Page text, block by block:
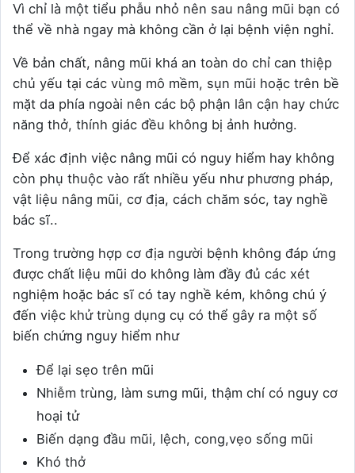
Vì chỉ là một tiểu phẫu nhỏ nên sau nâng mũi bạn có
thể về nhà ngay mà không cần ở lại bệnh viện nghỉ.
Về bản chất, nâng mũi khá an toàn do chỉ can thiệp
chủ yếu tại các vùng mô mềm, sụn mũi hoặc trên bề
mặt da phía ngoài nên các bộ phận lân cận hay chức
năng thở, thính giác đều không bị ảnh hưởng.
Để xác định việc nâng mũi có nguy hiểm hay không
còn phụ thuộc vào rất nhiều yếu như phương pháp,
vật liệu nâng mũi, cơ địa, cách chăm sóc, tay nghề
bác sĩ..
Trong trường hợp cơ địa người bệnh không đáp ứng
được chất liệu mũi do không làm đầy đủ các xét
nghiệm hoặc bác sĩ có tay nghề kém, không chú ý
đến việc khử trùng dụng cụ có thể gây ra một số
biến chứng nguy hiểm như
Để lại sẹo trên mũi
Nhiễm trùng, làm sưng mũi, thậm chí có nguy cơ
hoại tử
Biến dạng đầu mũi, lệch, cong,vẹo sống mũi
Khó thở